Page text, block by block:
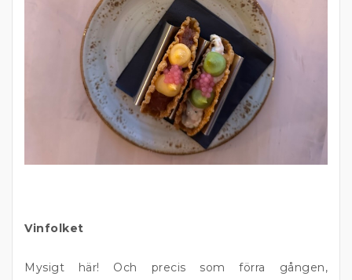
Vinfolket
Mysigt här! Och precis som förra gången,